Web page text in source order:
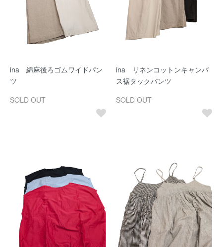
ina 綿麻後ろゴムワイドパン
ツ
SOLD OUT
ina リネンコットンキャンバ
ス裾タックパンツ
SOLD OUT